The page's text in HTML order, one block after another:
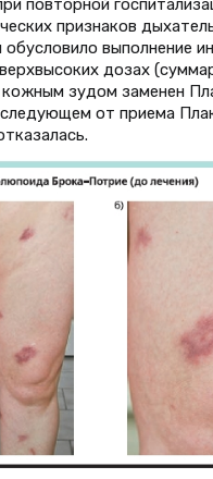
признаков
выполнение
дозах
кожным зудом заменен
от приема